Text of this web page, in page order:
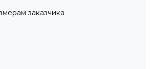
заказчика